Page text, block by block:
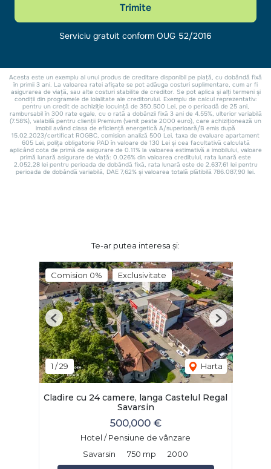
Te-ar putea interesa și:
Comision 0% Exclusivitate
1 /29 Harta
Previous Next
Cladire cu 24 camere, langa Castelul Regal
Savarsin
500,000 €
Hotel / Pensiune de vânzare
Savarsin
750 mp 2000